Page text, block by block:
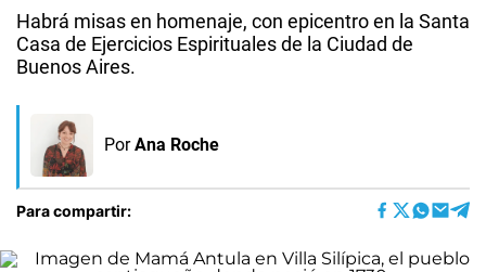
Habrá misas en homenaje, con epicentro en la Santa
Casa de Ejercicios Espirituales de la Ciudad de
Buenos Aires.
Por Ana Roche
Para compartir: